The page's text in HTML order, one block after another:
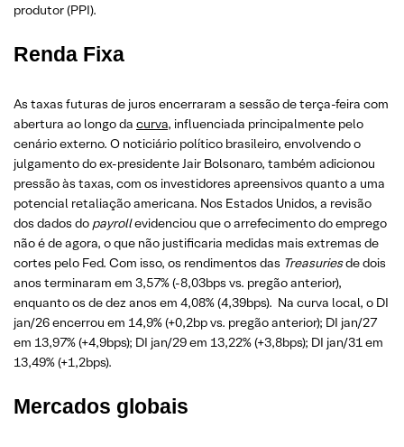
produtor (PPI).
Renda Fixa
As taxas futuras de juros encerraram a sessão de terça-feira com
abertura ao longo da curva, influenciada principalmente pelo
cenário externo. O noticiário político brasileiro, envolvendo o
julgamento do ex-presidente Jair Bolsonaro, também adicionou
pressão às taxas, com os investidores apreensivos quanto a uma
potencial retaliação americana. Nos Estados Unidos, a revisão
dos dados do payrollevidenciou que o arrefecimento do emprego
não é de agora, o que não justificaria medidas mais extremas de
cortes pelo Fed. Com isso, os rendimentos das Treasuriesde dois
anos terminaram em 3,57% (-8,03bps vs. pregão anterior),
enquanto os de dez anos em 4,08% (4,39bps). Na curva local, o DI
jan/26 encerrou em 14,9% (+0,2bp vs. pregão anterior); DI jan/27
em 13,97% (+4,9bps); DI jan/29 em 13,22% (+3,8bps); DI jan/31 em
13,49% (+1,2bps).
Mercados globais